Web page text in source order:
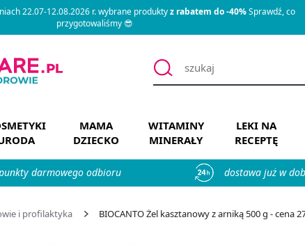
22.07-12.08.2026 r. wybrane produktyz rabatem do -40%Sprawdź, co
przygotowaliśmy 😎
MAMA
DZIECKO
WITAMINY
MINERAŁY
LEKI NA
RECEPTĘ
darmowego odbioru dostawa już w
i profilaktyka BIOCANTO Żel kasztanowy z arniką 500 g - cena